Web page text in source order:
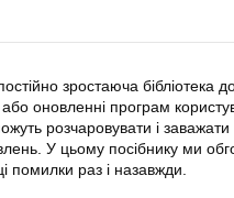
зростаюча бібліотека
оновленні програм
розчаровувати і
У цьому посібнику ми
помилки раз і назавжди.